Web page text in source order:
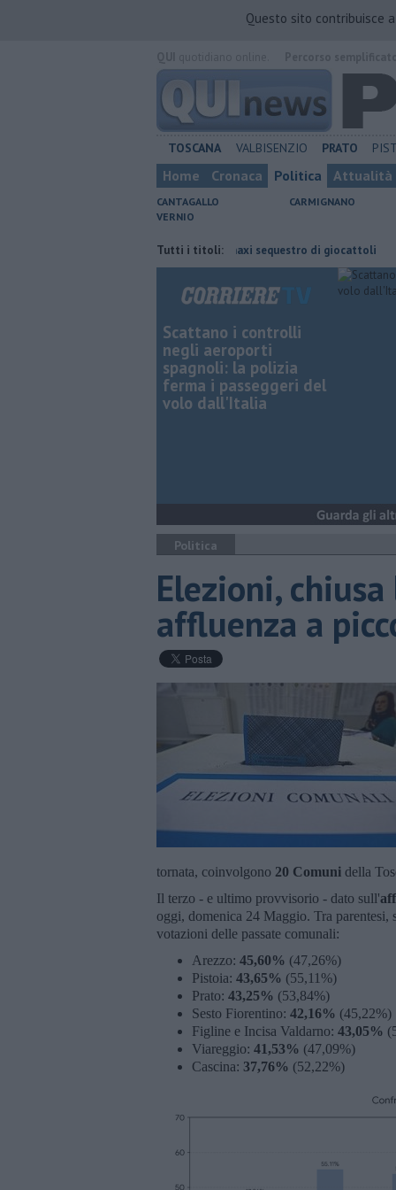
Questo sito contribuisce
TOSCANA VALBISENZIO PRATO
Home Cronaca Politica Attualità
CANTAGALLO CARMIGNANO
VERNIO
Tutti i titoli:
Marchi contraffatti, maxi sequestro di giocattoli
Scattano i controlli
negli aeroporti
spagnoli: la polizia
ferma i passeggeri del
volo dall'Italia
Politica
Elezioni,
affluenza a
tornata, coinvolgono 20 Comuni della
Il terzo - e ultimo provvisorio - dato sull'
oggi, domenica 24 Maggio. Tra
votazioni delle passate comunali:
Arezzo: 45,60% (47,26%)
Pistoia: 43,65% (55,11%)
Prato: 43,25% (53,84%)
Sesto Fiorentino: 42,16% (45,22%)
Figline e Incisa Valdarno: 43,05%
Viareggio: 41,53% (47,09%)
Cascina: 37,76% (52,22%)